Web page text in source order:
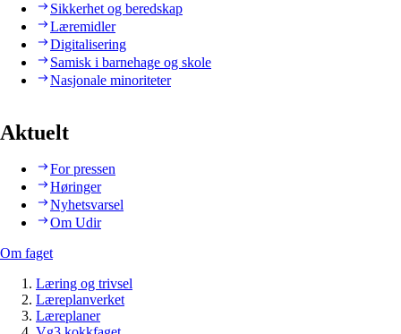
Sikkerhet og beredskap
Læremidler
Digitalisering
Samisk i barnehage og skole
Nasjonale minoriteter
Aktuelt
For pressen
Høringer
Nyhetsvarsel
Om Udir
Om faget
Læring og trivsel
Læreplanverket
Læreplaner